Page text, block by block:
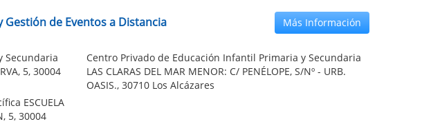
Gestión de Eventos a Distancia Más Información
Secundaria
5, 30004
Centro Privado de Educación Infantil Primaria y Secundaria
LAS CLARAS DEL MAR MENOR: C/ PENÉLOPE, S/Nº - URB.
OASIS., 30710 Los Alcázares
ESCUELA
5, 30004